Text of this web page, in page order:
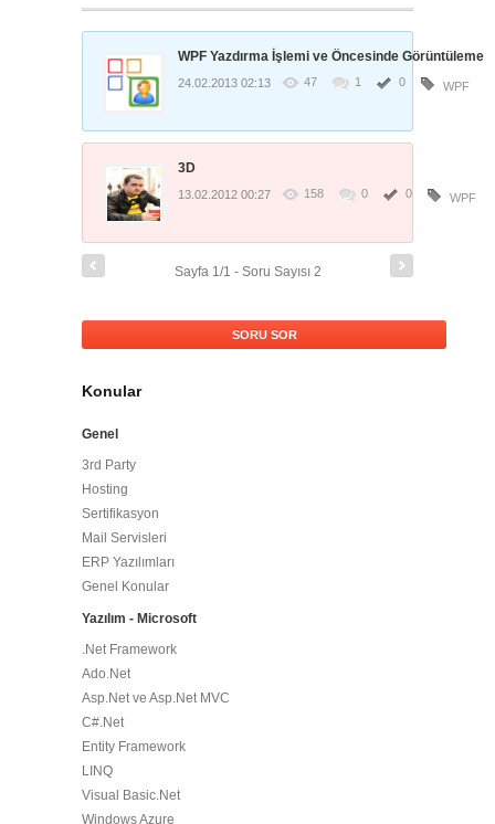
WPF Yazdırma İşlemi ve Öncesinde Görüntüleme
24.02.2013 02:13 47 1 0 WPF
3D
13.02.2012 00:27 158 0 0 WPF
Sayfa 1/1 - Soru Sayısı 2
SORU SOR
Konular
Genel
3rd Party
Hosting
Sertifikasyon
Mail Servisleri
ERP Yazılımları
Genel Konular
Yazılım - Microsoft
.Net Framework
Ado.Net
Asp.Net ve Asp.Net MVC
C#.Net
Entity Framework
LINQ
Visual Basic.Net
Windows Azure